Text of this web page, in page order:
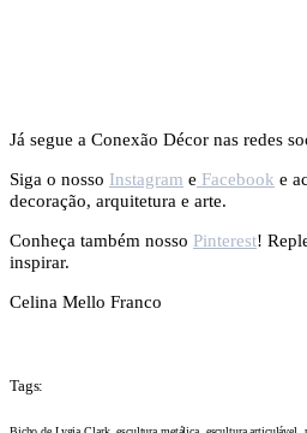
Já segue a Conexão Décor nas redes
Siga o nosso Instagram e Facebook e
decoração, arquitetura e arte.
Conheça também nosso Pinterest!
inspirar.
Celina Mello Franco
Tags: